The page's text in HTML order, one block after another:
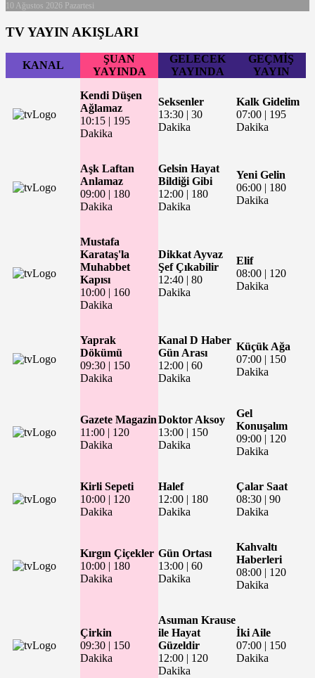
10 Ağustos 2026 Pazartesi
TV YAYIN AKIŞLARI
KANAL
ŞUAN
YAYINDA
GELECEK
YAYINDA
GEÇMİŞ
YAYIN
Kendi Düşen
Ağlamaz
10:15 | 195
Dakika
Seksenler
13:30 | 30
Dakika
Kalk Gidelim
07:00 | 195
Dakika
Aşk Laftan
Anlamaz
09:00 | 180
Dakika
Gelsin Hayat
Bildiği Gibi
12:00 | 180
Dakika
Yeni Gelin
06:00 | 180
Dakika
Mustafa
Karataş'la
Muhabbet
Kapısı
10:00 | 160
Dakika
Dikkat Ayvaz
Şef Çıkabilir
12:40 | 80
Dakika
Elif
08:00 | 120
Dakika
Yaprak
Dökümü
09:30 | 150
Dakika
Kanal D Haber
Gün Arası
12:00 | 60
Dakika
Küçük Ağa
07:00 | 150
Dakika
Gazete Magazin
11:00 | 120
Dakika
Doktor Aksoy
13:00 | 150
Dakika
Gel
Konuşalım
09:00 | 120
Dakika
Kirli Sepeti
10:00 | 120
Dakika
Halef
12:00 | 180
Dakika
Çalar Saat
08:30 | 90
Dakika
Kırgın Çiçekler
10:00 | 180
Dakika
Gün Ortası
13:00 | 60
Dakika
Kahvaltı
Haberleri
08:00 | 120
Dakika
Çirkin
09:30 | 150
Dakika
Asuman Krause
ile Hayat
Güzeldir
12:00 | 120
Dakika
İki Aile
07:00 | 150
Dakika